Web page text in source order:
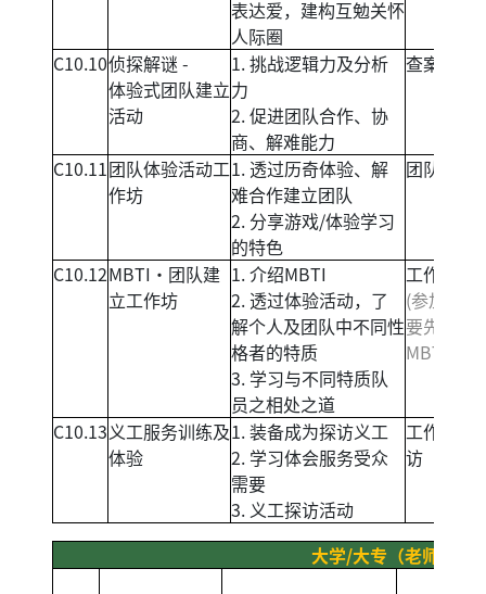
表达爱，建构互勉关怀
人际圈
C10.10侦探解谜 -
体验式团队建立
活动
1. 挑战逻辑力及分析
力
2. 促进团队合作、协
商、解难能力
查案活动
C10.11团队体验活动工
作坊
1. 透过历奇体验、解
难合作建立团队
2. 分享游戏/体验学习
的特色
团队历奇
C10.12MBTI‧团队建
立工作坊
1. 介绍MBTI
2. 透过体验活动，了
解个人及团队中不同性
格者的特质
3. 学习与不同特质队
员之相处之道
工作坊
(参加者需
要先完成
MBTI
C10.13义工服务训练及
体验
1. 装备成为探访义工
2. 学习体会服务受众
需要
3. 义工探访活动
工作坊+探
访
大学/大专（老师活动